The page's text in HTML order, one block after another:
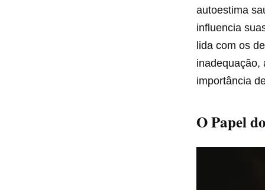
autoestima
influencia
lida com os
inadequação,
importância
O Papel